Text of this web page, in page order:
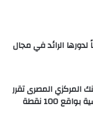
لدورها الرائد في مجال
المركزي المصرى تقرر
خفض أسعار العائد الأساسية بواقع 100 نقطة